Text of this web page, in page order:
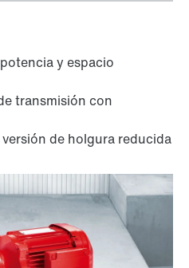
y espacio
transmisión con
de holgura reducida